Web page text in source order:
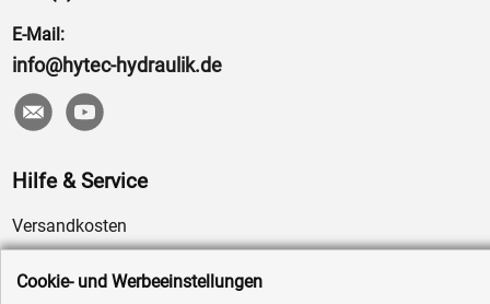
E-Mail:
info@hytec-hydraulik.de
Hilfe & Service
Versandkosten
Service
Cookie- und Werbeeinstellungen